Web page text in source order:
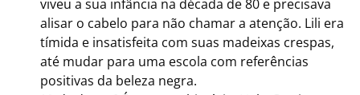
viveu a sua infância na década de 80 e precisava
alisar o cabelo para não chamar a atenção. Lili era
tímida e insatisfeita com suas madeixas crespas,
até mudar para uma escola com referências
positivas da beleza negra.